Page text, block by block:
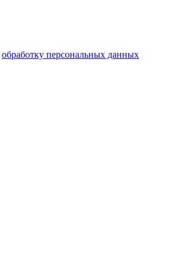
обработку персональных данных